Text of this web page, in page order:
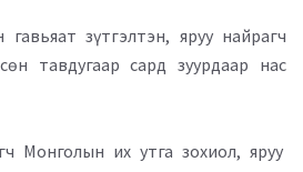
зүтгэлтэн, яруу найрагч
тавдугаар сард зуурдаар нас
Монголын их утга зохиол, яруу